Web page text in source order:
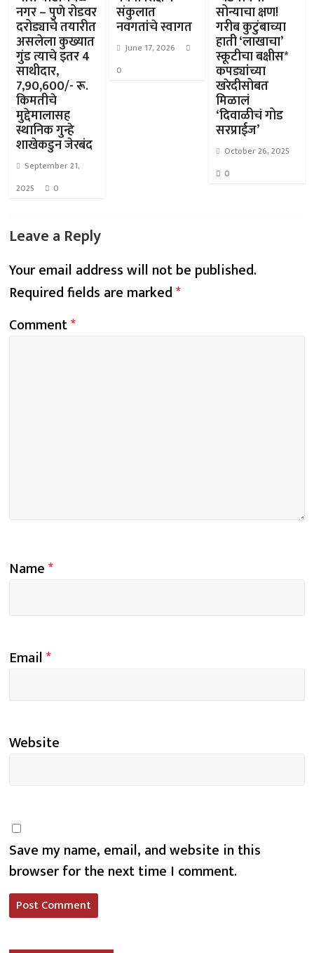
नगर – पुणे रोडवर
दरोड्याचे तयारीत
असलेला कुख्यात
गुंड त्याचे इतर 4
साथीदार,
7,90,600/- रू.
किमतीचे
मुद्देमालासह
स्थानिक गुन्हे
शाखेकडुन जेरबंद
September 21,
2025
0
संकुलात
नवगतांचे स्वागत
June 17, 2026
0
सोन्याचा क्षण!
गरीब कुटुंबाच्या
हाती ‘लाखाचा’
स्कूटीचा बक्षीस*
कपड्यांच्या
खरेदीसोबत
मिळालं
‘दिवाळीचं गोड
सरप्राईज’
October 26, 2025
0
Leave a Reply
Your email address will not be published.
Required fields are marked*
Comment*
Name*
Email*
Website
Save my name, email, and website in this
browser for the next time I comment.